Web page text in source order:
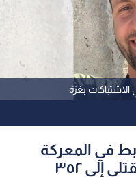
بغزة
في المعركة
إلى ٣٥٢